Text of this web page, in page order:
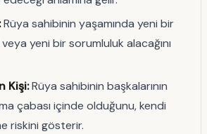
Rüya sahibinin yaşamında yeni bir
yeni bir sorumluluk alacağını
Kişi:Rüya sahibinin başkalarının
çabası içinde olduğunu, kendi
riskini gösterir.